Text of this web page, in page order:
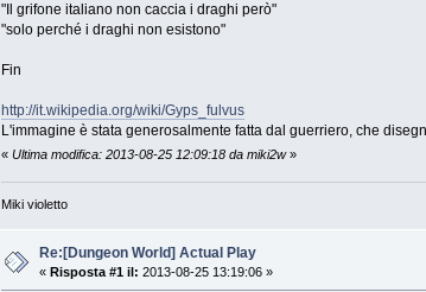
"Il grifone italiano non caccia i draghi però"
"solo perché i draghi non esistono"
Fin
http://it.wikipedia.org/wiki/Gyps_fulvus
L'immagine è stata generosalmente fatta dal guerriero, che
« Ultima modifica: 2013-08-25 12:09:18 da miki2w»
Miki violetto
Re:[Dungeon World] Actual Play
«Risposta #1 il: 2013-08-25 13:19:06 »